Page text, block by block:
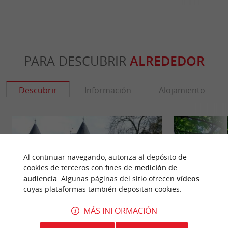
PARA DESCUBRIR ALREDEDOR
Descubrir Información Alojamiento
Al continuar navegando, autoriza al depósito de
cookies de terceros con fines de medición de
audiencia. Algunas páginas del sitio ofrecen vídeos
cuyas plataformas también depositan cookies.
MÁS INFORMACIÓN